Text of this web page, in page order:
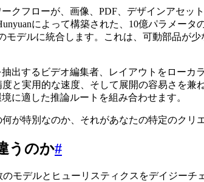
クフローが、画像、PDF、デザインアセ
によって構築された、10億パラメー
モデルに統合します。これは、可動部品が
出するビデオ編集者、レイアウトをロー
度と実用的な速度、そして展開の容易さを
に適した推論ルートを組み合わせます。
何が特別なのか、それがあなたの特定のク
うのか#
モデルとヒューリスティクスをデイジー